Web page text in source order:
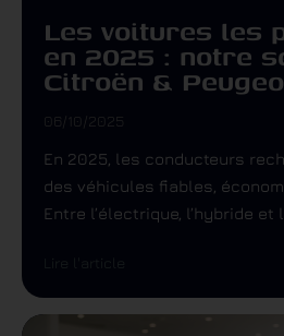
Les voitures les
en 2025 : notre
Citroën &
06/10/2025
En 2025, les conducteurs
des véhicules fiables,
Entre l’électrique, l’hybride et
Lire l'article